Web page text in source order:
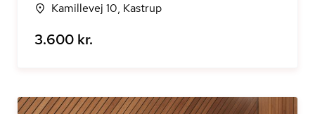
Kamillevej 10, Kastrup
3.600 kr.